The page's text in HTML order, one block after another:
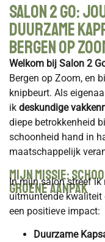
Salon 2 Go:
Duurzame
Bergen op
Welkom bij Salon 2
Bergen op Zoom, en
knipbeurt. Als
ik deskundige
diepe betrokkenheid
schoonheid hand in
maatschappelijk
Mijn Missie:
Groene Aanpak
In mijn salon streef ik
uitmuntende kwaliteit
een positieve impact:
Duurzame